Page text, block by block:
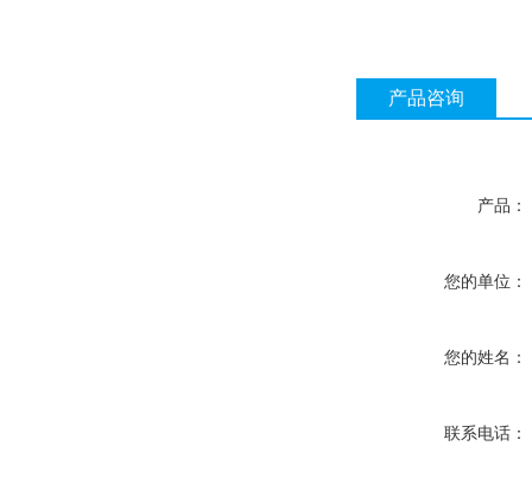
产品咨询
产品：
您的单位：
您的姓名：
联系电话：